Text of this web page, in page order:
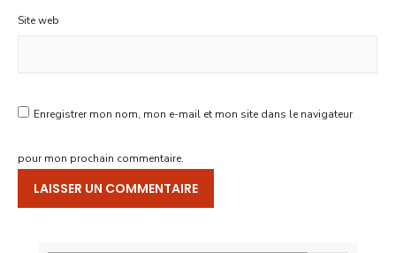
Site web
Enregistrer mon nom, mon e-mail et mon site dans le navigateur
pour mon prochain commentaire.